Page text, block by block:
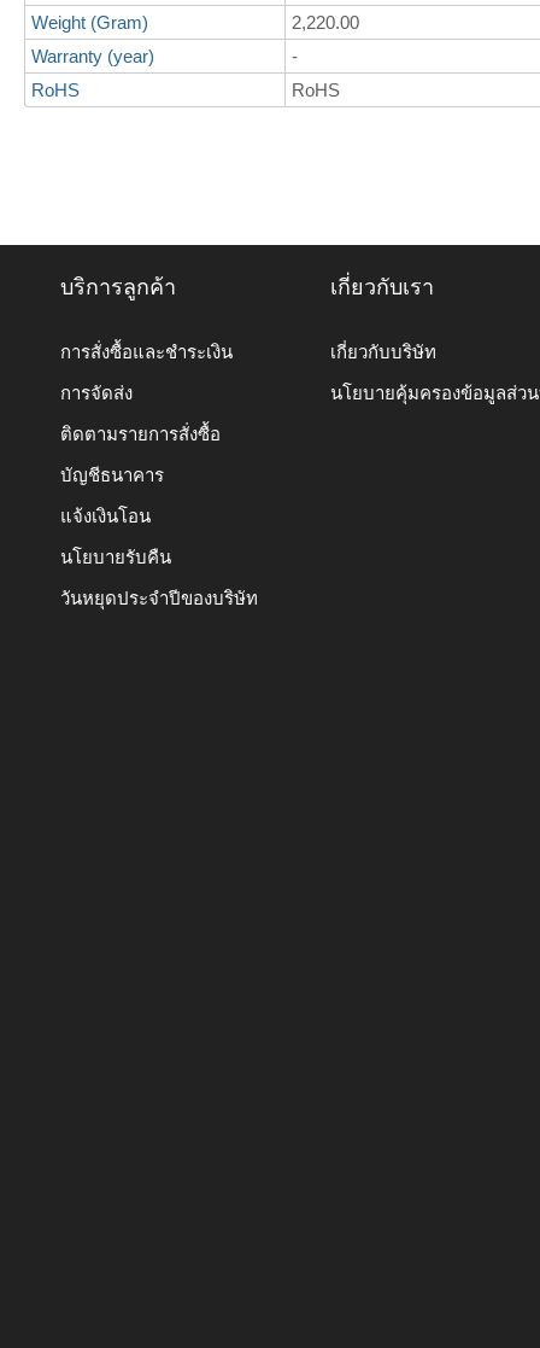
Weight (Gram)
2,220.00
Warranty (year)
-
RoHS
RoHS
บริการลูกค้า
การสั่งซื้อและชำระเงิน
การจัดส่ง
ติดตามรายการสั่งซื้อ
บัญชีธนาคาร
แจ้งเงินโอน
นโยบายรับคืน
วันหยุดประจำปีของบริษัท
เกี่ยวกับเรา
เกี่ยวกับบริษัท
นโยบายคุ้มครองข้อมูลส่ว